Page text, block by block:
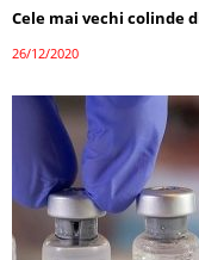
Cele mai vechi colinde
26/12/2020